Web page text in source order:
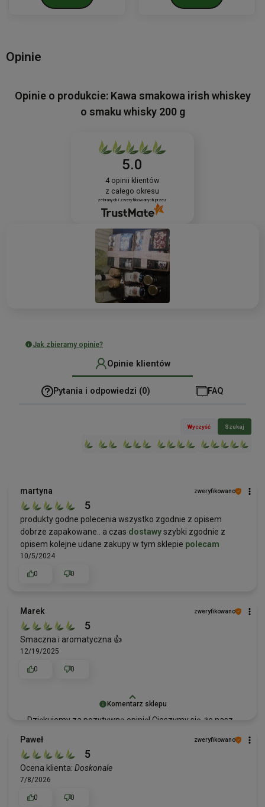
Opinie
Opinie o produkcie: Kawa smakowa irish whiskey
o smaku whisky 200 g
5.0
4opinii klientów
z całego okresu
zebranych i zweryfikowanych przez
Jak zbieramy opinie?
Opinie klientów
Pytania i odpowiedzi (0) FAQ
Wyczyść Szukaj
martyna zweryfikowano
5
produkty godne polecenia wszystko zgodnie z opisem
dobrze zapakowane.. a czas dostawyszybki zgodnie z
opisem kolejne udane zakupy w tym sklepie polecam
10/5/2024
0 0
Komentarz sklepu
Dziękujemy za pozytywną opinię! Cieszymy się, że nasz
ponownie!
Marek zweryfikowano
5
Smaczna i aromatyczna 👍️
12/19/2025
0 0
Paweł zweryfikowano
5
Ocena klienta: Doskonale
7/8/2026
0 0